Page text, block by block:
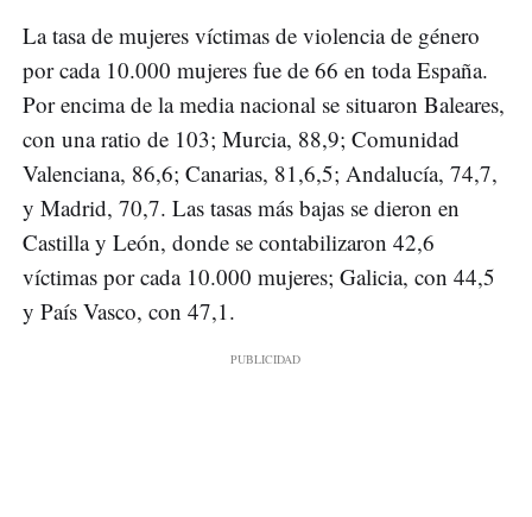
La tasa de mujeres víctimas de violencia de género
por cada 10.000 mujeres fue de 66 en toda España.
Por encima de la media nacional se situaron Baleares,
con una ratio de 103; Murcia, 88,9; Comunidad
Valenciana, 86,6; Canarias, 81,6,5; Andalucía, 74,7,
y Madrid, 70,7. Las tasas más bajas se dieron en
Castilla y León, donde se contabilizaron 42,6
víctimas por cada 10.000 mujeres; Galicia, con 44,5
y País Vasco, con 47,1.